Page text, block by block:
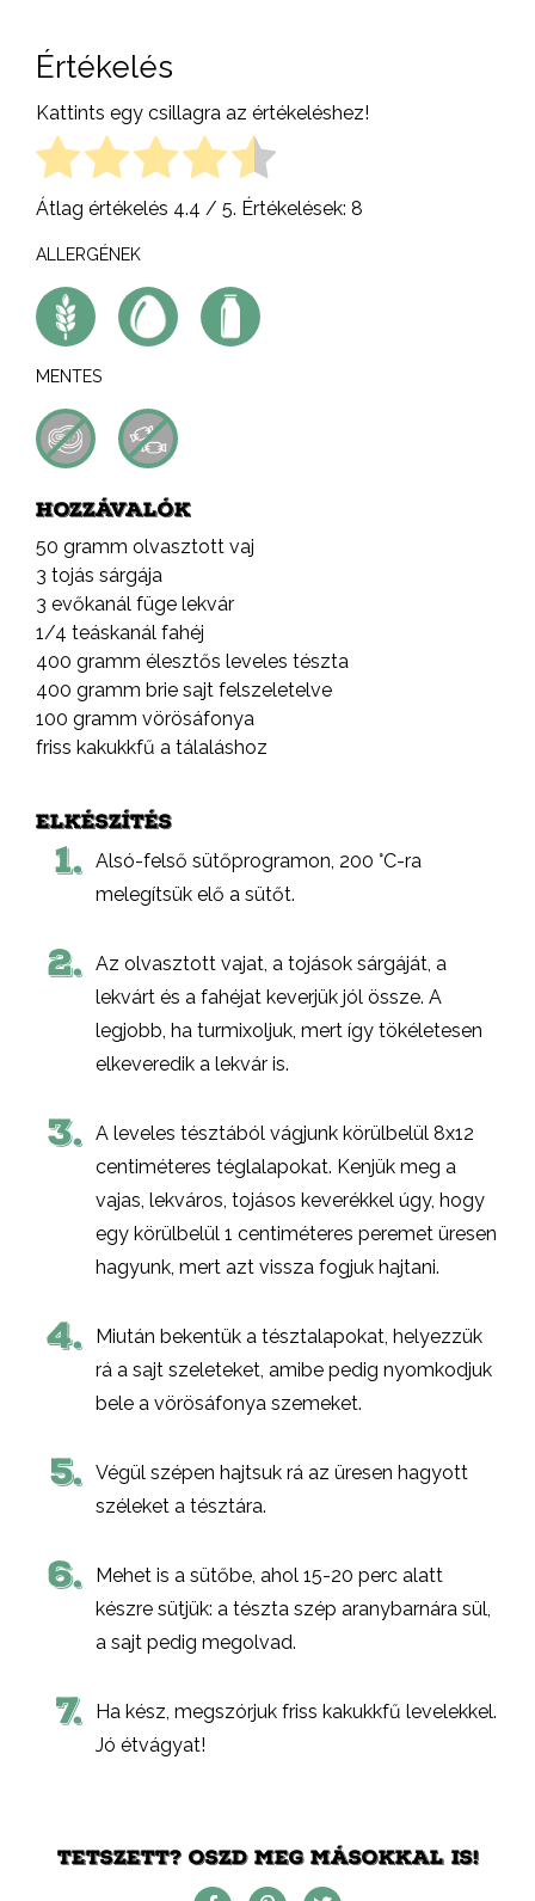
Értékelés
Kattints egy csillagra az értékeléshez!
Átlag értékelés 4.4 / 5. Értékelések: 8
ALLERGÉNEK
MENTES
HOZZÁVALÓK
50 gramm olvasztott vaj
3 tojás sárgája
3 evőkanál füge lekvár
1/4 teáskanál fahéj
400 gramm élesztős leveles tészta
400 gramm brie sajt felszeletelve
100 gramm vörösáfonya
friss kakukkfű a tálaláshoz
ELKÉSZÍTÉS
1. Alsó-felső sütőprogramon, 200 °C-ra
melegítsük elő a sütőt.
2. Az olvasztott vajat, a tojások sárgáját, a
lekvárt és a fahéjat keverjük jól össze. A
legjobb, ha turmixoljuk, mert így tökéletesen
elkeveredik a lekvár is.
3. A leveles tésztából vágjunk körülbelül 8x12
centiméteres téglalapokat. Kenjük meg a
vajas, lekváros, tojásos keverékkel úgy, hogy
egy körülbelül 1 centiméteres peremet üresen
hagyunk, mert azt vissza fogjuk hajtani.
4.
Miután bekentük a tésztalapokat, helyezzük
rá a sajt szeleteket, amibe pedig nyomkodjuk
bele a vörösáfonya szemeket.
5. Végül szépen hajtsuk rá az üresen hagyott
széleket a tésztára.
6.
Mehet is a sütőbe, ahol 15-20 perc alatt
készre sütjük: a tészta szép aranybarnára sül,
a sajt pedig megolvad.
7.
Ha kész, megszórjuk friss kakukkfű levelekkel.
Jó étvágyat!
TETSZETT? OSZD MEG MÁSOKKAL IS!